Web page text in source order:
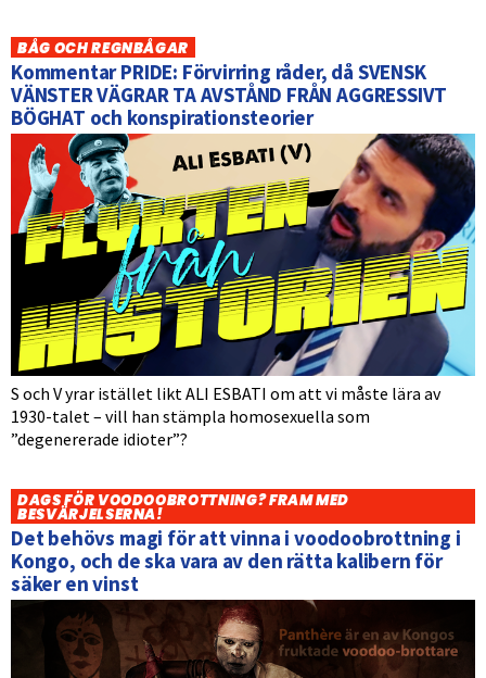
BÅG OCH REGNBÅGAR
Kommentar PRIDE: Förvirring råder, då SVENSK
VÄNSTER VÄGRAR TA AVSTÅND FRÅN AGGRESSIVT
BÖGHAT och konspirationsteorier
S och V yrar istället likt ALI ESBATI om att vi måste lära av
1930-talet – vill han stämpla homosexuella som
”degenererade idioter”?
DAGS FÖR VOODOOBROTTNING? FRAM MED
BESVÄRJELSERNA!
Det behövs magi för att vinna i voodoobrottning i
Kongo, och de ska vara av den rätta kalibern för
säker en vinst